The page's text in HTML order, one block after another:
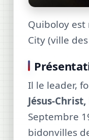
Quiboloy est
City (ville
Il le leader,
Jésus-
Septembre
bidonvilles